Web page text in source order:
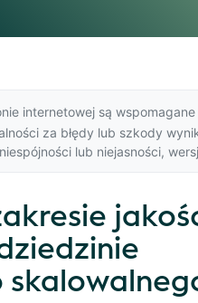
internetowej są
za błędy lub szkody
lub niejasności,